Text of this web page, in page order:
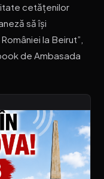
cetățenilor
să își
la Beirut”,
de Ambasada